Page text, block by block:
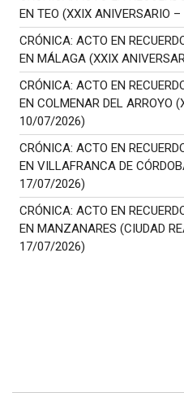
EN TEO (XXIX ANIVERSARIO
CRÓNICA: ACTO EN
EN MÁLAGA (XXIX
CRÓNICA: ACTO EN
EN COLMENAR DEL ARROYO
10/07/2026)
CRÓNICA: ACTO EN
EN VILLAFRANCA DE
17/07/2026)
CRÓNICA: ACTO EN
EN MANZANARES (CIUDAD
17/07/2026)